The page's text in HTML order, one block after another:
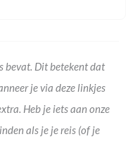
bevat. Dit betekent dat
je via deze linkjes
Heb je iets aan onze
als je je reis (of je